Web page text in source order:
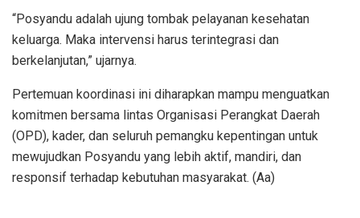
“Posyandu adalah ujung tombak pelayanan kesehatan
keluarga. Maka intervensi harus terintegrasi dan
berkelanjutan,” ujarnya.
Pertemuan koordinasi ini diharapkan mampu menguatkan
komitmen bersama lintas Organisasi Perangkat Daerah
(OPD), kader, dan seluruh pemangku kepentingan untuk
mewujudkan Posyandu yang lebih aktif, mandiri, dan
responsif terhadap kebutuhan masyarakat. (Aa)